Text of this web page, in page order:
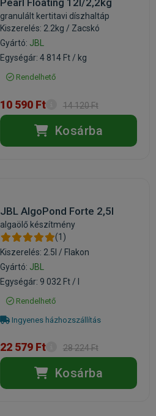
granulált kertitavi díszhaltáp
Kiszerelés: 2.2kg / Zacskó
Gyártó: JBL
Egységár: 4 814 Ft / kg
Rendelhető
10 590 Ft 14 120 Ft
Kosárba
JBL AlgoPond Forte 2,5l
algaölő készítmény
(1)
Kiszerelés: 2.5l / Flakon
Gyártó: JBL
Egységár: 9 032 Ft / l
Rendelhető
Ingyenes házhozszállítás
22 579 Ft 28 224 Ft
Kosárba